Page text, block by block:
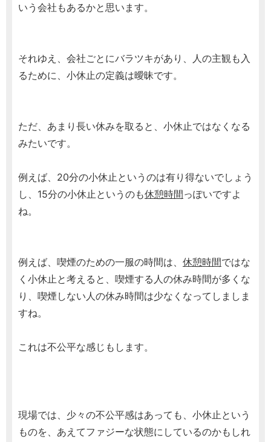
いう会社もあるかと思います。
それゆえ、会社ごとにバラツキがあり、人の主観も入
るために、小休止の定義は曖昧です。
ただ、あまり長い休みを取ると、小休止ではなくなる
みたいです。
例えば、20分の小休止というのは有り得ないでしょう
し、15分の小休止というのも休憩時間っぽいですよ
ね。
例えば、喫煙のための一服の時間は、 休憩時間ではな
く小休止と考えると、喫煙する人の休み時間が多くな
り、喫煙しない人の休み時間は少なくなってしましま
すね。
これは不公平な感じもします。
現場では、少々の不公平感はあっても、小休止という
ものを、あえてファジーな状態にしているのかもしれ